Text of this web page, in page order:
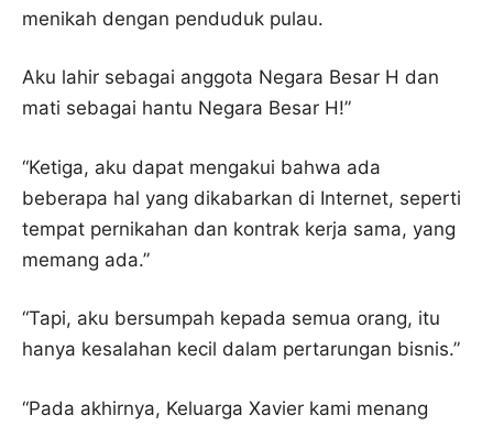
menikah dengan penduduk pulau.
Aku lahir sebagai anggota Negara Besar H dan
mati sebagai hantu Negara Besar H!”
“Ketiga, aku dapat mengakui bahwa ada
beberapa hal yang dikabarkan di Internet, seperti
tempat pernikahan dan kontrak kerja sama, yang
memang ada.”
“Tapi, aku bersumpah kepada semua orang, itu
hanya kesalahan kecil dalam pertarungan bisnis.”
“Pada akhirnya, Keluarga Xavier kami menang